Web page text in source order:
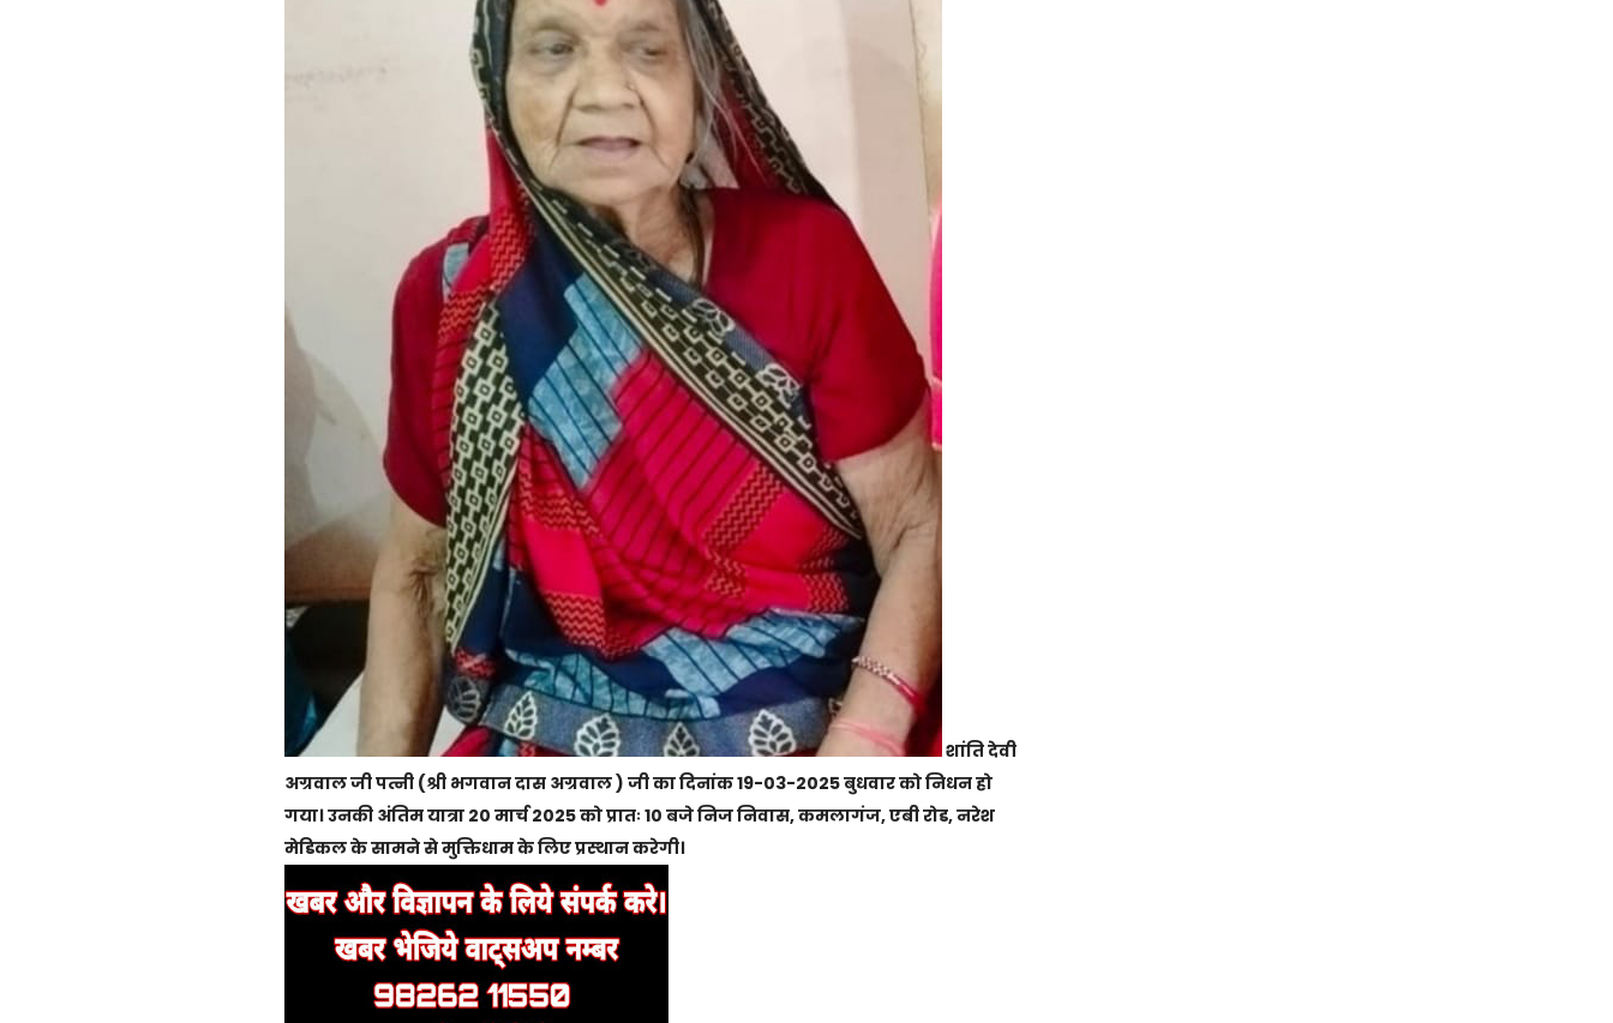
शांति देवी
अग्रवाल जी पत्नी (श्री भगवान दास अग्रवाल ) जी का दिनांक 19-03-2025 बुधवार को निधन हो
गया। उनकी अंतिम यात्रा 20 मार्च 2025 को प्रातः 10 बजे निज निवास, कमलागंज, एबी रोड, नरेश
मेडिकल के सामने से मुक्तिधाम के लिए प्रस्थान करेगी।